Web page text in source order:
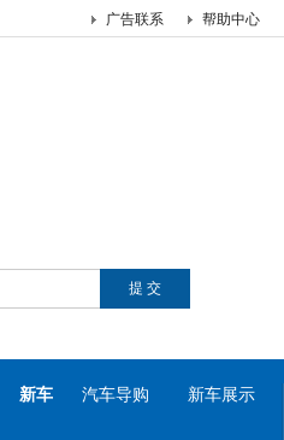
帮助中心
广告联系
新车 汽车导购 新车展示